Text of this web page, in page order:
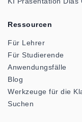
Ressourcen
Für Lehrer
Für Studierende
Anwendungsfälle
Blog
Werkzeuge für die
Suchen